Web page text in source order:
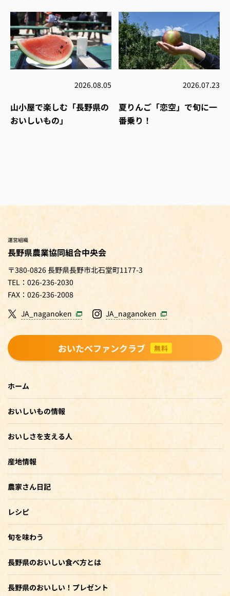
2026.08.05
山小屋で楽しむ「長野県の
おいしいもの」
2026.07.23
夏りんご「恋空」で旬に一
番乗り！
運営組織
長野県農業協同組合中央会
〒380-0826 長野県長野市北石堂町1177-3
TEL：026-236-2030
FAX：026-236-2008
JA_naganoken
JA_naganoken
おいたべファンクラブ 無料
ホーム
おいしいもの情報
おいしさを支える人
産地情報
農家さん日記
レシピ
旬を味わう
長野県のおいしい食べ方とは
長野県のおいしい！プレゼント